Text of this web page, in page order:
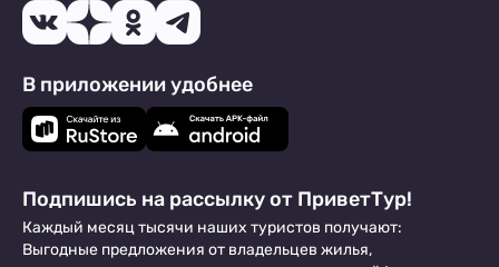
В приложении удобнее
Подпишись на рассылку от ПриветТур!
Каждый месяц тысячи наших туристов получают:
Выгодные предложения от владельцев жилья,